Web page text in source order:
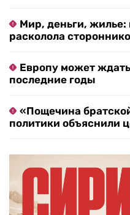
Мир, деньги, жилье:
расколола
Европу может
последние годы
«Пощечина
политики объяснили